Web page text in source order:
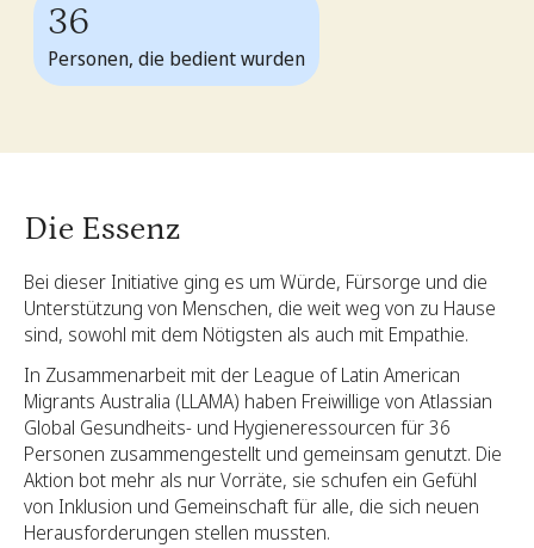
36
Personen, die bedient wurden
Die Essenz
Bei dieser Initiative ging es um Würde, Fürsorge und die
Unterstützung von Menschen, die weit weg von zu Hause
sind, sowohl mit dem Nötigsten als auch mit Empathie.
In Zusammenarbeit mit der League of Latin American
Migrants Australia (LLAMA) haben Freiwillige von Atlassian
Global Gesundheits- und Hygieneressourcen für 36
Personen zusammengestellt und gemeinsam genutzt. Die
Aktion bot mehr als nur Vorräte, sie schufen ein Gefühl
von Inklusion und Gemeinschaft für alle, die sich neuen
Herausforderungen stellen mussten.